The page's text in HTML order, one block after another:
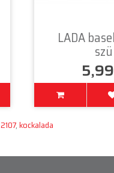
LADA
2107,kockalada